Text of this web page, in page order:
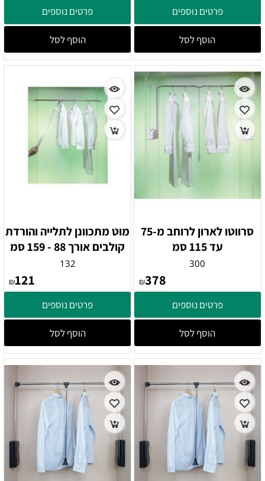
פרטים נוספים
הוסף לסל
פרטים נוספים
הוסף לסל
סרווטו לארון לרוחב מ-75
עד 115 סמ
300
₪378
פרטים נוספים
הוסף לסל
מוט מתכוונן לתלייה והורדת
קולבים אורך 88 - 159 סמ
132
₪121
פרטים נוספים
הוסף לסל